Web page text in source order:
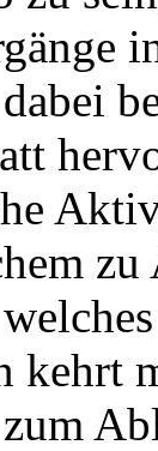
zu
kehrt